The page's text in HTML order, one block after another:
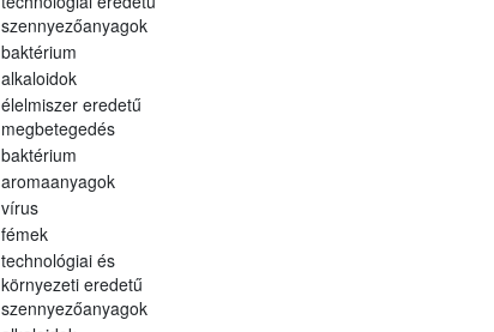
szennyezőanyagok
baktérium
alkaloidok
élelmiszer eredetű
megbetegedés
baktérium
aromaanyagok
vírus
fémek
technológiai és
környezeti eredetű
szennyezőanyagok